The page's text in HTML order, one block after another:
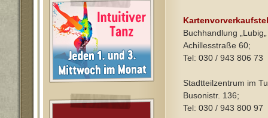
Buchhandlung „Lubig„
Achillesstraße 60;
Tel: 030 / 943 806 73
Stadtteilzentrum im
Busonistr. 136;
Tel: 030 / 943 800 97